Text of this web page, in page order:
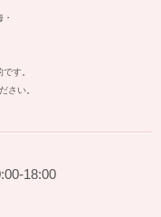
す。
さい。
18:00